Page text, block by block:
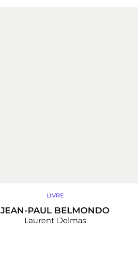
LIVRE
JEAN-PAUL BELMONDO
Laurent Delmas